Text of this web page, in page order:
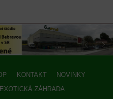
KONTAKT
NOVINKY
EXOTICKÁ ZÁHRADA